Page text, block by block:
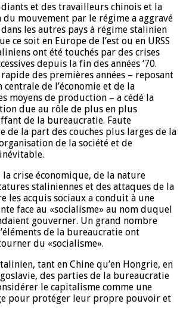
et des travailleurs chinois et la
mouvement par le régime a aggravé
les autres pays à régime stalinien
ce soit en Europe de l’est ou en URSS
ont été touchés par des crises
depuis la fin des années ‘70.
des premières années – reposant
de l’économie et de la
moyens de production – a cédé la
due au rôle de plus en plus
de la bureaucratie. Faute
de la part des couches plus larges de la
de la société et de
la crise économique, de la nature
staliniennes et des attaques de la
les acquis sociaux a conduit à une
face au «socialisme» au nom duquel
gouverner. Un grand nombre
de la bureaucratie ont
du «socialisme».
tant en Chine qu’en Hongrie, en
des parties de la bureaucratie
le capitalisme comme une
pour protéger leur propre pouvoir et